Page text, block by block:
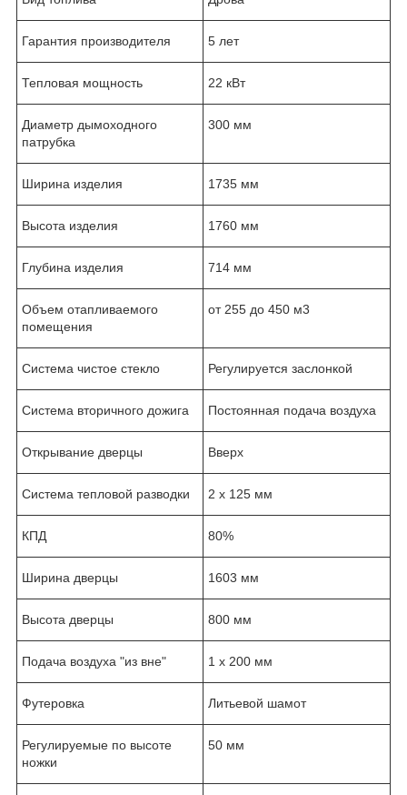
Гарантия производителя 5 лет
Тепловая мощность 22 кВт
Диаметр дымоходного
патрубка
300 мм
Ширина изделия 1735 мм
Высота изделия 1760 мм
Глубина изделия 714 мм
Объем отапливаемого
помещения
от 255 до 450 м3
Система чистое стекло Регулируется заслонкой
Система вторичного дожига Постоянная подача воздуха
Открывание дверцы Вверх
Система тепловой разводки 2 х 125 мм
КПД 80%
Ширина дверцы 1603 мм
Высота дверцы 800 мм
Подача воздуха "из вне" 1 х 200 мм
Футеровка Литьевой шамот
Регулируемые по высоте
ножки
50 мм